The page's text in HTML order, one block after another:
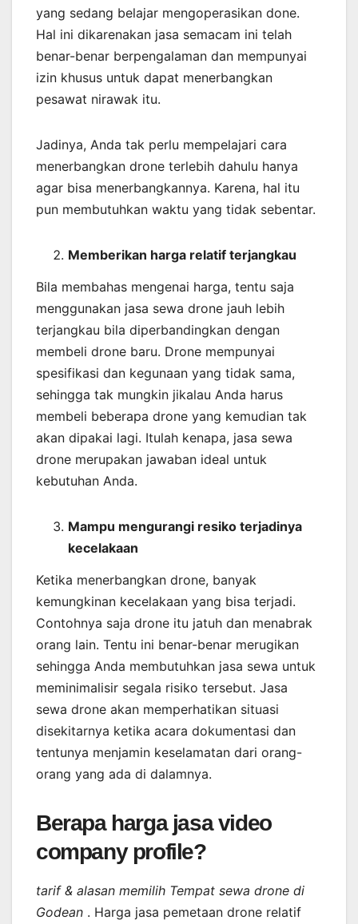
yang sedang belajar mengoperasikan done.
Hal ini dikarenakan jasa semacam ini telah
benar-benar berpengalaman dan mempunyai
izin khusus untuk dapat menerbangkan
pesawat nirawak itu.
Jadinya, Anda tak perlu mempelajari cara
menerbangkan drone terlebih dahulu hanya
agar bisa menerbangkannya. Karena, hal itu
pun membutuhkan waktu yang tidak sebentar.
Memberikan harga relatif terjangkau
Bila membahas mengenai harga, tentu saja
menggunakan jasa sewa drone jauh lebih
terjangkau bila diperbandingkan dengan
membeli drone baru. Drone mempunyai
spesifikasi dan kegunaan yang tidak sama,
sehingga tak mungkin jikalau Anda harus
membeli beberapa drone yang kemudian tak
akan dipakai lagi. Itulah kenapa, jasa sewa
drone merupakan jawaban ideal untuk
kebutuhan Anda.
Mampu mengurangi resiko terjadinya
kecelakaan
Ketika menerbangkan drone, banyak
kemungkinan kecelakaan yang bisa terjadi.
Contohnya saja drone itu jatuh dan menabrak
orang lain. Tentu ini benar-benar merugikan
sehingga Anda membutuhkan jasa sewa untuk
meminimalisir segala risiko tersebut. Jasa
sewa drone akan memperhatikan situasi
disekitarnya ketika acara dokumentasi dan
tentunya menjamin keselamatan dari orang-
orang yang ada di dalamnya.
Berapa harga jasa video
company profile?
tarif & alasan memilih Tempat sewa drone di
Godean . Harga jasa pemetaan drone relatif